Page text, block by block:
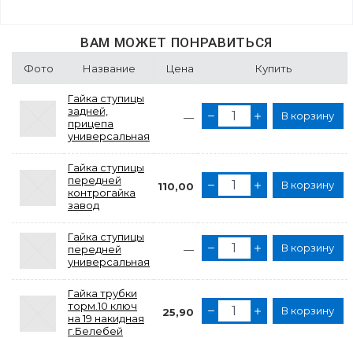
ВАМ МОЖЕТ ПОНРАВИТЬСЯ
Фото Название Цена Купить
Гайка ступицы
задней,
прицепа
универсальная
— В корзину
Гайка ступицы
передней
контрогайка
завод
110,00 В корзину
Гайка ступицы
передней
универсальная
— В корзину
Гайка трубки
торм.10 ключ
на 19 накидная
г.Белебей
25,90 В корзину